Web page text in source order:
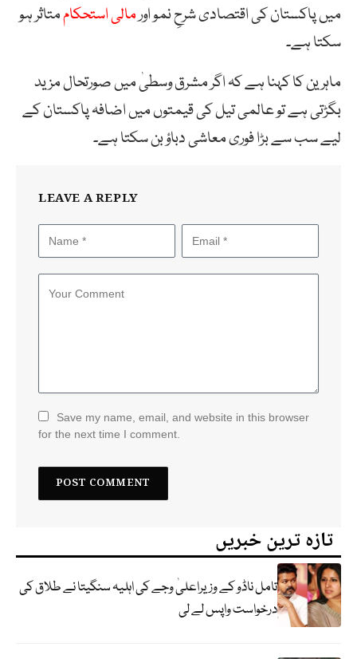
میں پاکستان کی اقتصادی شرحِ نمو اورمالی استحکاممتاثر ہو
سکتا ہے۔
ماہرین کا کہنا ہے کہ اگر مشرق وسطیٰ میں صورتحال مزید
بگڑتی ہے تو عالمی تیل کی قیمتوں میں اضافہ پاکستان کے
لیے سب سے بڑا فوری معاشی دباؤ بن سکتا ہے۔
LEAVE A REPLY
Save my name, email, and website in this browser
for the next time I comment.
تازہ ترین خبریں
تامل ناڈو کے وزیراعلیٰ وجے کی اہلیہ سنگیتا نے طلاق کی
درخواست واپس لے لی